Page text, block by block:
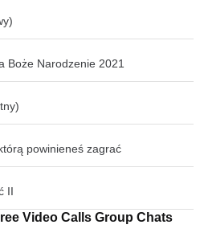
Boże Narodzenie 2021
powinieneś zagrać
II
Viber Messenger - Free Video Calls Group Chats